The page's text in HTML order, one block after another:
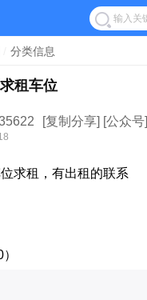
分类信息
租车位
[复制分享] [公众号]
求租，有出租的联系